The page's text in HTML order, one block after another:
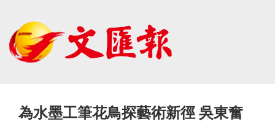
為水墨工筆花鳥探藝術新徑 吳東奮